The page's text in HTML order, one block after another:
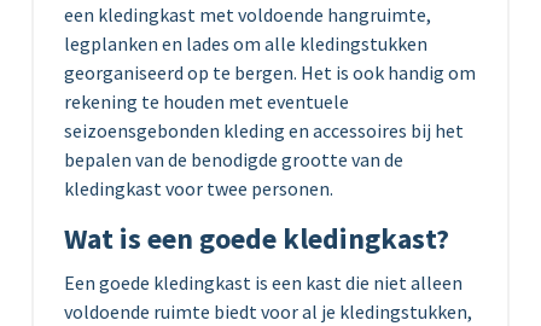
een kledingkast met voldoende hangruimte,
legplanken en lades om alle kledingstukken
georganiseerd op te bergen. Het is ook handig om
rekening te houden met eventuele
seizoensgebonden kleding en accessoires bij het
bepalen van de benodigde grootte van de
kledingkast voor twee personen.
Wat is een goede kledingkast?
Een goede kledingkast is een kast die niet alleen
voldoende ruimte biedt voor al je kledingstukken,